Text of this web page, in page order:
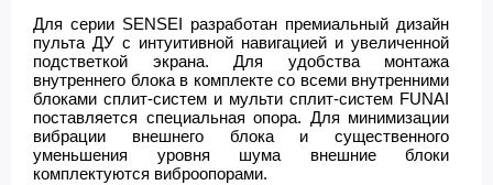
Для серии SENSEI разработан премиальный дизайн
пульта ДУ с интуитивной навигацией и увеличенной
подстветкой экрана. Для удобства монтажа
внутреннего блока в комплекте со всеми внутренними
блоками сплит-систем и мульти сплит-систем FUNAI
поставляется специальная опора. Для минимизации
вибрации внешнего блока и существенного
уменьшения уровня шума внешние блоки
комплектуются виброопорами.